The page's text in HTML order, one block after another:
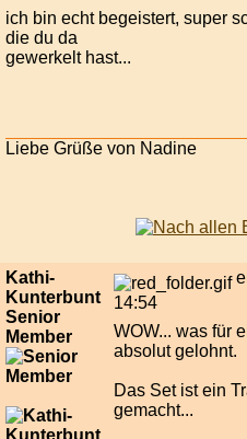
ich bin echt begeistert, super
die du da
gewerkelt hast...
Liebe Grüße von Nadine
Kathi-
Kunterbunt
Senior
Member
14:54
WOW... was für
absolut gelohnt.
Das Set ist ein
gemacht...